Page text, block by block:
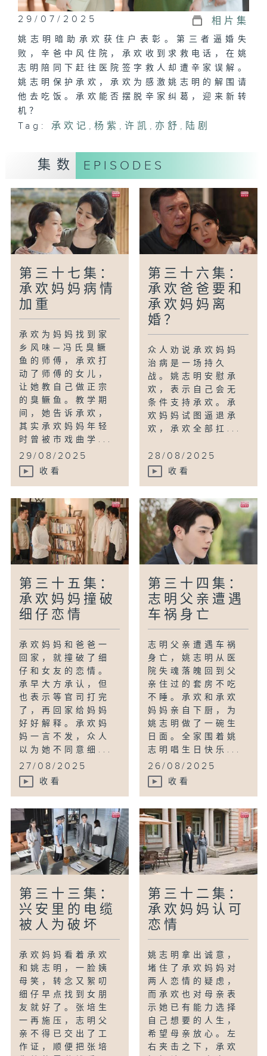
29/07/2025 相片集
姚志明暗助承欢获住户表彰。第三者逼婚失
败，辛爸中风住院，承欢收到求救电话，在姚
志明陪同下赶往医院签字救人却遭辛家误解。
姚志明保护承欢，承欢为感激姚志明的解围请
他去吃饭。承欢能否摆脱辛家纠葛，迎来新转
机？
Tag: 承欢记 ,杨紫 ,许凯 , 亦舒 , 陆剧
集数 EPISODES
第三十七集：
承欢妈妈病情
加重
承欢为妈妈找到家
乡风味—冯氏臭鳜
鱼的师傅，承欢打
动了师傅的女儿，
让她教自己做正宗
的臭鳜鱼。教学期
间，她告诉承欢，
其实承欢妈妈年轻
时曾被市戏曲学...
29/08/2025
收看
第三十六集：
承欢爸爸要和
承欢妈妈离
婚？
众人劝说承欢妈妈
治病是一场持久
战。姚志明安慰承
欢，表示自己会无
条件支持承欢。承
欢妈妈试图逼退承
欢，承欢全部扛...
28/08/2025
收看
第三十五集：
承欢妈妈撞破
细仔恋情
承欢妈妈和爸爸一
回家，就撞破了细
仔和女友的恋情。
承早大方承认，但
也表示等官司打完
了，再回家给妈妈
好好解释。承欢妈
妈一言不发，众人
以为她不同意细...
27/08/2025
收看
第三十四集：
志明父亲遭遇
车祸身亡
志明父亲遭遇车祸
身亡，姚志明从医
院失魂落魄回到父
亲住过的套房不吃
不睡。承欢和承欢
妈妈亲自下厨，为
姚志明做了一碗生
日面。全家围着姚
志明唱生日快乐...
26/08/2025
收看
第三十三集：
兴安里的电缆
被人为破坏
承欢妈妈看着承欢
和姚志明，一脸姨
母笑，转念又絮叨
细仔早点找到女朋
友就好了。张培生
一再施压，志明父
亲不得已交出了工
作证，顺便把张培
第三十二集：
承欢妈妈认可
恋情
姚志明拿出诚意，
堵住了承欢妈妈对
两人恋情的疑虑，
而承欢也对母亲表
示她已有能力选择
自己想要的人生，
希望母亲放心。左
右夹击之下，承欢